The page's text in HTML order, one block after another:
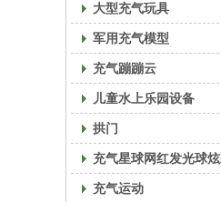
大型充气玩具
军用充气模型
充气蹦蹦云
儿童水上乐园设备
拱门
充气星球网红发光球
充气运动